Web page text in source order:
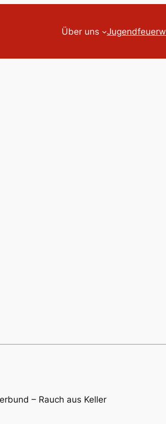
Über uns
– Rauch aus Keller